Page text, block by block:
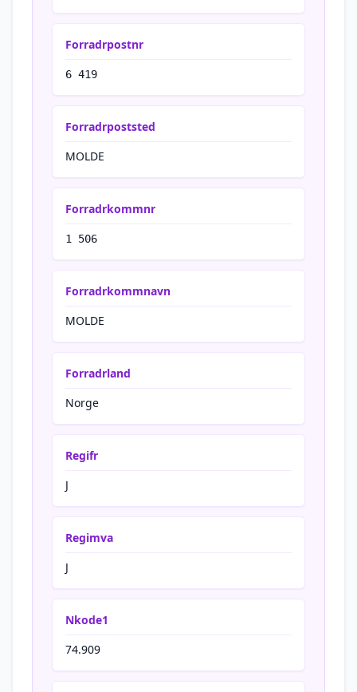
Forradrpostnr
6 419
Forradrpoststed
MOLDE
Forradrkommnr
1 506
Forradrkommnavn
MOLDE
Forradrland
Norge
Regifr
J
Regimva
J
Nkode1
74.909